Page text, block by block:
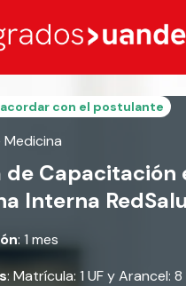
con el postulante
de Capacitación
Interna
: 1 mes
: Matrícula: 1 UF y Arancel: 8